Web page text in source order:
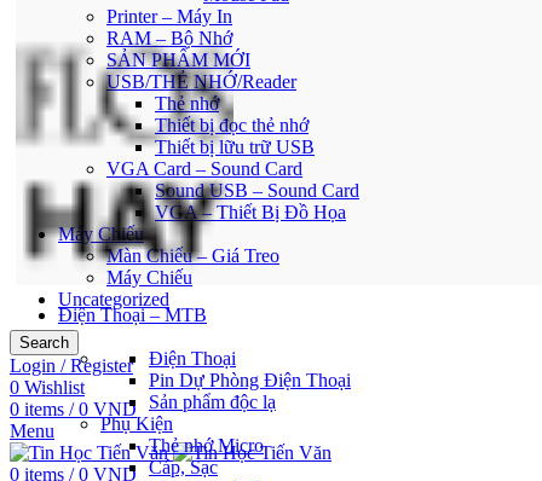
Printer – Máy In
RAM – Bộ Nhớ
SẢN PHẨM MỚI
USB/THẺ NHỚ/Reader
Thẻ nhớ
Thiết bị đọc thẻ nhớ
Thiết bị lữu trữ USB
VGA Card – Sound Card
Sound USB – Sound Card
VGA – Thiết Bị Đồ Họa
Máy Chiếu
Màn Chiếu – Giá Treo
Máy Chiếu
Uncategorized
Search
Login / Register
0 Wishlist
0 items / 0 VND
Menu
0 items / 0 VND
Điện Thoại – MTB
Điện Thoại
Pin Dự Phòng Điện Thoại
Sản phẩm độc lạ
Phụ Kiện
Thẻ nhớ Micro
Cáp, Sạc